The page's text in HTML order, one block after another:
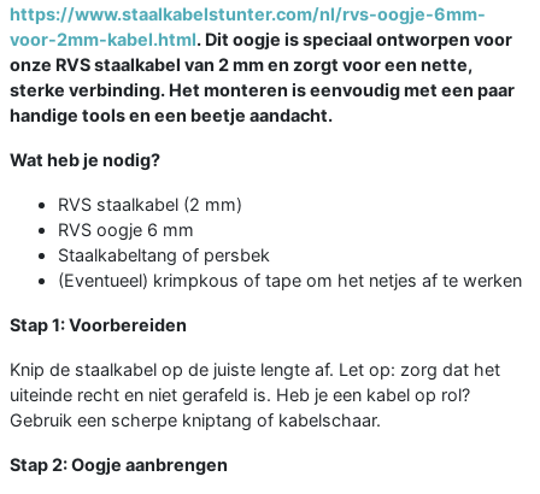
https://www.staalkabelstunter.com/nl/rvs-oogje-6mm-
voor-2mm-kabel.html. Dit oogje is speciaal ontworpen voor
onze RVS staalkabel van 2 mm en zorgt voor een nette,
sterke verbinding. Het monteren is eenvoudig met een paar
handige tools en een beetje aandacht.
Wat heb je nodig?
RVS staalkabel (2 mm)
RVS oogje 6 mm
Staalkabeltang of persbek
(Eventueel) krimpkous of tape om het netjes af te werken
Stap 1: Voorbereiden
Knip de staalkabel op de juiste lengte af. Let op: zorg dat het
uiteinde recht en niet gerafeld is. Heb je een kabel op rol?
Gebruik een scherpe kniptang of kabelschaar.
Stap 2: Oogje aanbrengen